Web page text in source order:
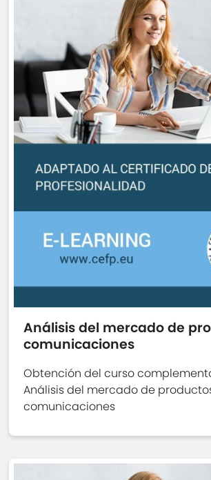
Análisis del mercado de
comunicaciones
Obtención del curso
Análisis del mercado de
comunicaciones